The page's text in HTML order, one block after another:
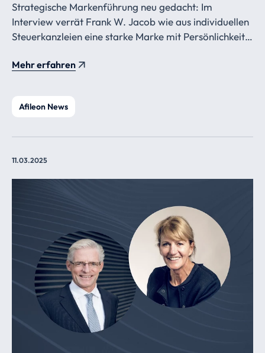
Strategische Markenführung neu gedacht: Im
Interview verrät Frank W. Jacob wie aus individuellen
Steuerkanzleien eine starke Marke mit Persönlichkeit,
Mehr erfahren
Afileon News
11.03.2025